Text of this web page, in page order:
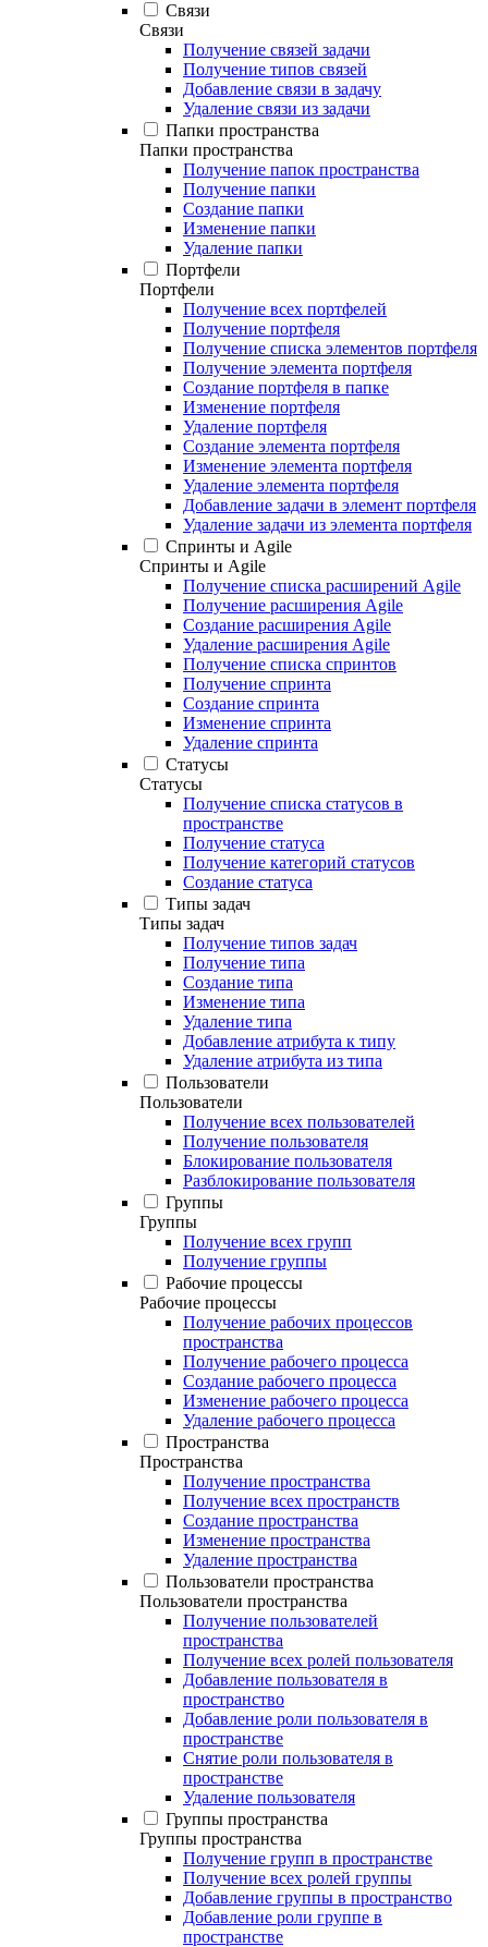
Связи
Связи
Получение связей задачи
Получение типов связей
Добавление связи в задачу
Удаление связи из задачи
Папки пространства
Папки пространства
Получение папок пространства
Получение папки
Создание папки
Изменение папки
Удаление папки
Портфели
Портфели
Получение всех портфелей
Получение портфеля
Получение списка элементов портфеля
Получение элемента портфеля
Создание портфеля в папке
Изменение портфеля
Удаление портфеля
Создание элемента портфеля
Изменение элемента портфеля
Удаление элемента портфеля
Добавление задачи в элемент портфеля
Удаление задачи из элемента портфеля
Спринты и Agile
Спринты и Agile
Получение списка расширений Agile
Получение расширения Agile
Создание расширения Agile
Удаление расширения Agile
Получение списка спринтов
Получение спринта
Создание спринта
Изменение спринта
Удаление спринта
Статусы
Статусы
Получение списка статусов в
пространстве
Получение статуса
Получение категорий статусов
Создание статуса
Типы задач
Типы задач
Получение типов задач
Получение типа
Создание типа
Изменение типа
Удаление типа
Добавление атрибута к типу
Удаление атрибута из типа
Пользователи
Пользователи
Получение всех пользователей
Получение пользователя
Блокирование пользователя
Разблокирование пользователя
Группы
Группы
Получение всех групп
Получение группы
Рабочие процессы
Рабочие процессы
Получение рабочих процессов
пространства
Получение рабочего процесса
Создание рабочего процесса
Изменение рабочего процесса
Удаление рабочего процесса
Пространства
Пространства
Получение пространства
Получение всех пространств
Создание пространства
Изменение пространства
Удаление пространства
Пользователи пространства
Пользователи пространства
Получение пользователей
пространства
Получение всех ролей пользователя
Добавление пользователя в
пространство
Добавление роли пользователя в
пространстве
Снятие роли пользователя в
пространстве
Удаление пользователя
Группы пространства
Группы пространства
Получение групп в пространстве
Получение всех ролей группы
Добавление группы в пространство
Добавление роли группе в
пространстве